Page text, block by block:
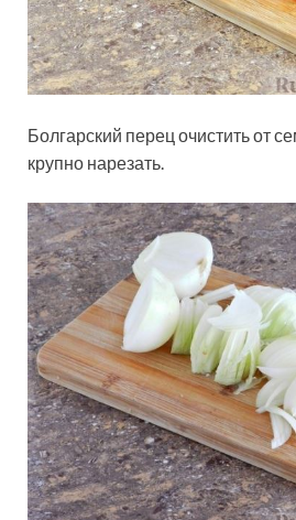
Болгарский перец очистить от
крупно нарезать.